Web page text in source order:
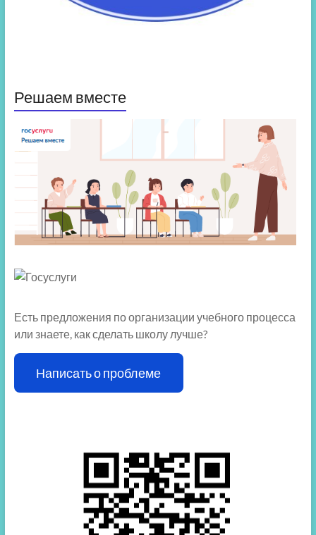
Решаем вместе
Есть предложения по организации учебного процесса
или знаете, как сделать школу лучше?
Написать о проблеме